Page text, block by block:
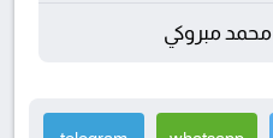
محمد مبروكي